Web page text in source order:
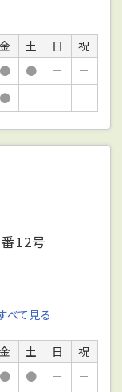
金 土 日
祝
● ● －
－
● － － －
12号
べて見る
金 土 日
祝
● ● －
－